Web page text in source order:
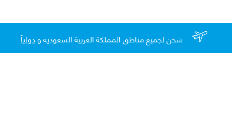
شحن لجميع مناطق المملكة العربية السعوديه ودولياً